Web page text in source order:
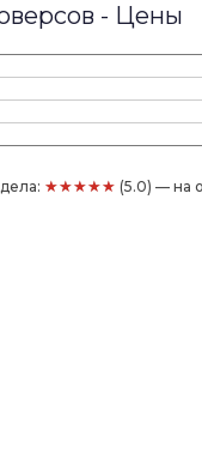
- Цены
★★★★★ (5.0) — на